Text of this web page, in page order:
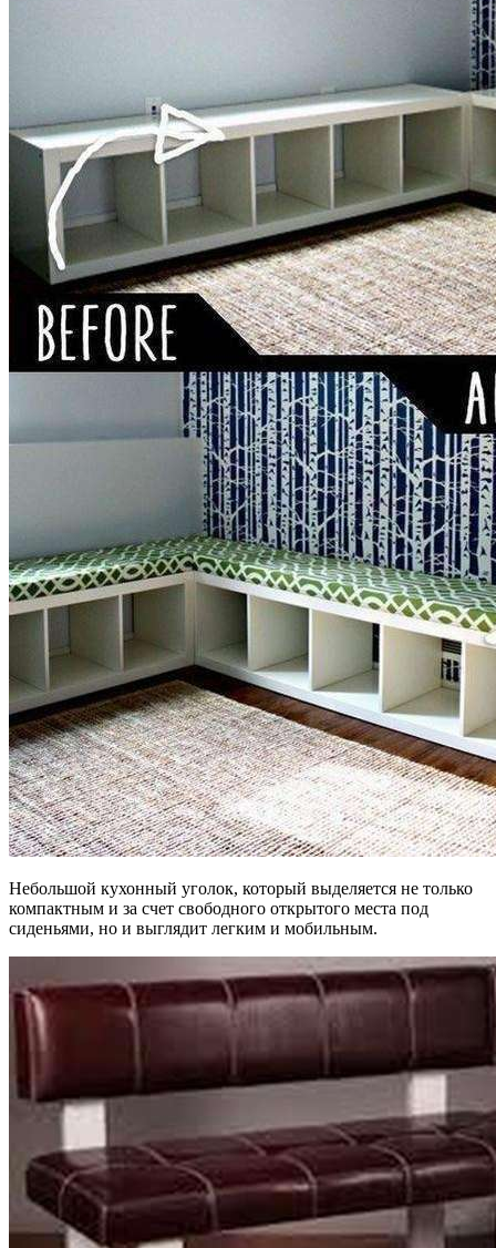
Небольшой кухонный уголок, который выделяется не только
компактным и за счет свободного открытого места под
сиденьями, но и выглядит легким и мобильным.